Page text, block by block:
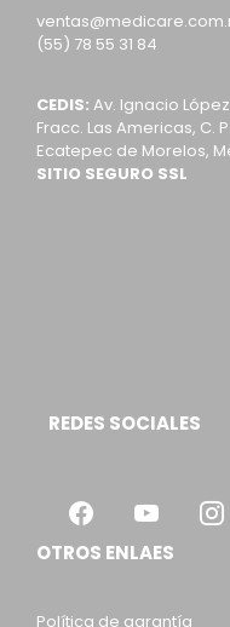
(55) 78 55 31 84
CEDIS: Av. Ignacio
Fracc. Las Americas, C.
Ecatepec de Morelos,
SITIO SEGURO SSL
REDES SOCIALES
OTROS ENLAES
Política de garantía